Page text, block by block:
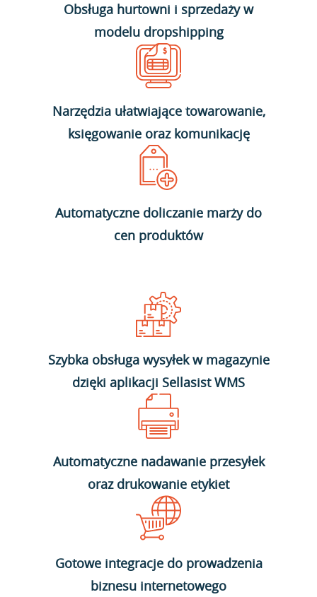
Obsługa hurtowni i sprzedaży w
modelu dropshipping
Narzędzia ułatwiające towarowanie,
księgowanie oraz komunikację
Automatyczne doliczanie marży do
cen produktów
Szybka obsługa wysyłek w magazynie
dzięki aplikacji Sellasist WMS
Automatyczne nadawanie przesyłek
oraz drukowanie etykiet
Gotowe integracje do prowadzenia
biznesu internetowego